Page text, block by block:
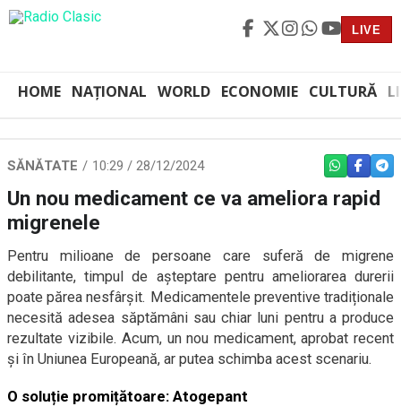
LIVE
HOME NAȚIONAL WORLD ECONOMIE CULTURĂ
SĂNĂTATE 10:29 / 28/12/2024 WHATSAPP
Un nou medicament ce va ameliora rapid
migrenele
Pentru milioane de persoane care suferă de migrene
debilitante, timpul de așteptare pentru ameliorarea durerii
poate părea nesfârșit. Medicamentele preventive tradiționale
necesită adesea săptămâni sau chiar luni pentru a produce
rezultate vizibile. Acum, un nou medicament, aprobat recent
și în Uniunea Europeană, ar putea schimba acest scenariu.
O soluție promițătoare: Atogepant